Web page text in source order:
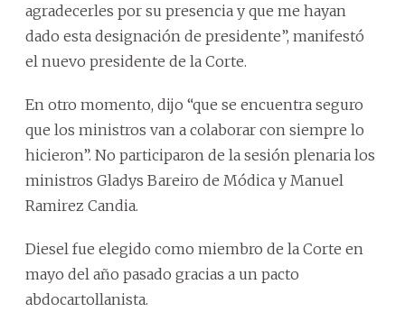
agradecerles por su presencia y que me hayan
dado esta designación de presidente”, manifestó
el nuevo presidente de la Corte.
En otro momento, dijo “que se encuentra seguro
que los ministros van a colaborar con siempre lo
hicieron”. No participaron de la sesión plenaria los
ministros Gladys Bareiro de Módica y Manuel
Ramirez Candia.
Diesel fue elegido como miembro de la Corte en
mayo del año pasado gracias a un pacto
abdocartollanista.